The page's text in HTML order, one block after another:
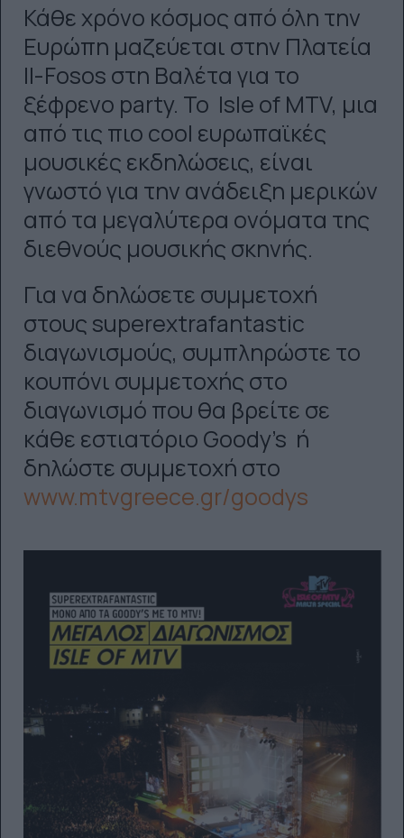
Κάθε χρόνο κόσμος από όλη την
Ευρώπη μαζεύεται στην Πλατεία
Il-Fosos στη Βαλέτα για το
ξέφρενο party. Το Isle of MTV, μια
από τις πιο cool ευρωπαϊκές
μουσικές εκδηλώσεις, είναι
γνωστό για την ανάδειξη μερικών
από τα μεγαλύτερα ονόματα της
διεθνούς μουσικής σκηνής.
Για να δηλώσετε συμμετοχή
στους superextrafantastic
διαγωνισμούς, συμπληρώστε το
κουπόνι συμμετοχής στο
διαγωνισμό που θα βρείτε σε
κάθε εστιατόριο Goody’s ή
δηλώστε συμμετοχή στο
www.mtvgreece.gr/goodys